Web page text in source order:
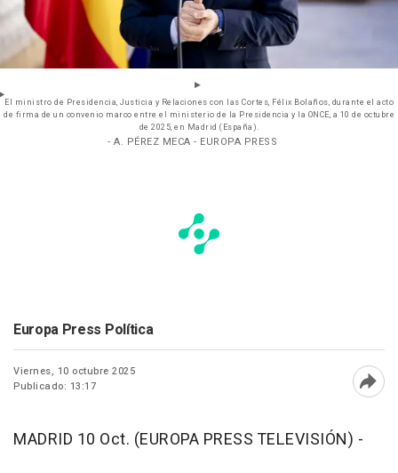
El ministro de Presidencia, Justicia y Relaciones con las Cortes, Félix Bolaños, durante el acto
de firma de un convenio marco entre el ministerio de la Presidencia y la ONCE, a 10 de octubre
de 2025, en Madrid (España).
- A. PÉREZ MECA - EUROPA PRESS
Europa Press Política
Viernes, 10 octubre 2025
Publicado: 13:17
MADRID 10 Oct. (EUROPA PRESS TELEVISIÓN) -